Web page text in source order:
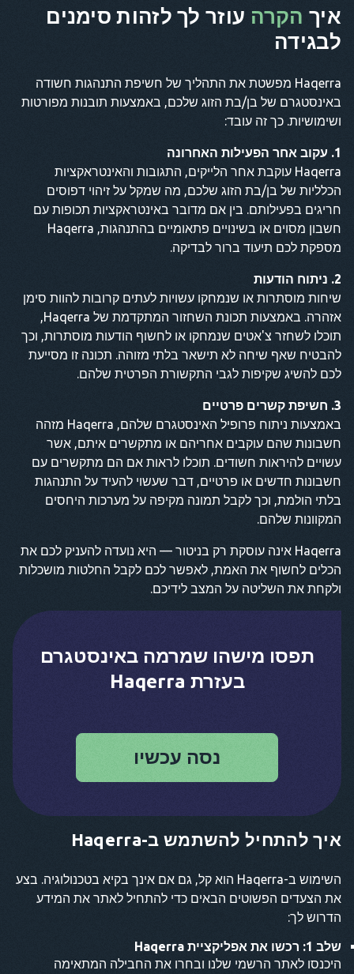
איך הקרה עוזר לך לזהות סימנים
לבגידה
Haqerra מפשטת את התהליך של חשיפת התנהגות חשודה
באינסטגרם של בן/בת הזוג שלכם, באמצעות תובנות מפורטות
ושימושיות. כך זה עובד:
1. עקוב אחר הפעילות האחרונה
Haqerra עוקבת אחר הלייקים, התגובות והאינטראקציות
הכלליות של בן/בת הזוג שלכם, מה שמקל על זיהוי דפוסים
חריגים בפעילותם. בין אם מדובר באינטראקציות תכופות עם
חשבון מסוים או בשינויים פתאומיים בהתנהגות, Haqerra
מספקת לכם תיעוד ברור לבדיקה.
2. ניתוח הודעות
שיחות מוסתרות או שנמחקו עשויות לעתים קרובות להוות סימן
אזהרה. באמצעות תכונת השחזור המתקדמת של Haqerra,
תוכלו לשחזר צ'אטים שנמחקו או לחשוף הודעות מוסתרות, וכך
להבטיח שאף שיחה לא תישאר בלתי מזוהה. תכונה זו מסייעת
לכם להשיג שקיפות לגבי התקשורת הפרטית שלהם.
3. חשיפת קשרים פרטיים
באמצעות ניתוח פרופיל האינסטגרם שלהם, Haqerra מזהה
חשבונות שהם עוקבים אחריהם או מתקשרים איתם, אשר
עשויים להיראות חשודים. תוכלו לראות אם הם מתקשרים עם
חשבונות חדשים או פרטיים, דבר שעשוי להעיד על התנהגות
בלתי הולמת, וכך לקבל תמונה מקיפה על מערכות היחסים
המקוונות שלהם.
Haqerra אינה עוסקת רק בניטור — היא נועדה להעניק לכם את
הכלים לחשוף את האמת, לאפשר לכם לקבל החלטות מושכלות
ולקחת את השליטה על המצב לידיכם.
תפסו מישהו שמרמה באינסטגרם
בעזרת Haqerra
נסה עכשיו
איך להתחיל להשתמש ב-Haqerra
השימוש ב-Haqerra הוא קל, גם אם אינך בקיא בטכנולוגיה. בצע
את הצעדים הפשוטים הבאים כדי להתחיל לאתר את המידע
הדרוש לך:
שלב 1: רכשו את אפליקציית Haqerra
היכנסו לאתר הרשמי שלנו ובחרו את החבילה המתאימה